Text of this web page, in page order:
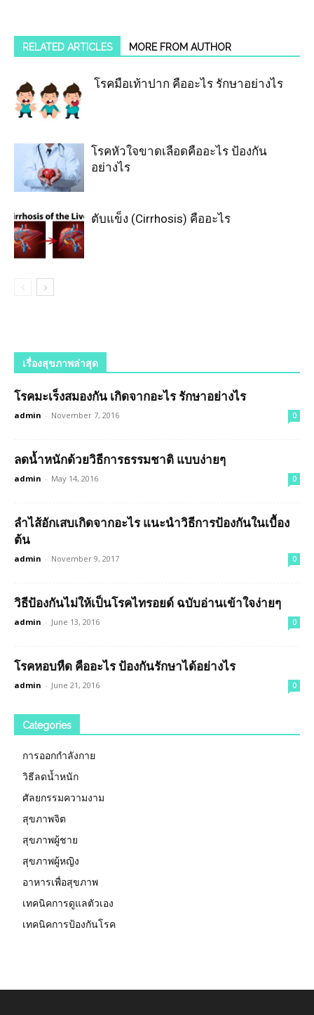
RELATED ARTICLES MORE FROM AUTHOR
โรคมือเท้าปาก คืออะไร รักษาอย่างไร
โรคหัวใจขาดเลือดคืออะไร ป้องกัน
อย่างไร
ตับแข็ง (Cirrhosis) คืออะไร
เรื่องสุขภาพล่าสุด
โรคมะเร็งสมองกัน เกิดจากอะไร รักษาอย่างไร
admin - November 7, 2016 0
ลดน้ำหนักด้วยวิธีการธรรมชาติ แบบง่ายๆ
admin - May 14, 2016 0
ลำไส้อักเสบเกิดจากอะไร แนะนำวิธีการป้องกันในเบื้อง
ต้น
admin - November 9, 2017 0
วิธีป้องกันไม่ให้เป็นโรคไทรอยด์ ฉบับอ่านเข้าใจง่ายๆ
admin - June 13, 2016 0
โรคหอบหืด คืออะไร ป้องกันรักษาได้อย่างไร
admin - June 21, 2016 0
Categories
การออกกำลังกาย
วิธีลดน้ำหนัก
ศัลยกรรมความงาม
สุขภาพจิต
สุขภาพผู้ชาย
สุขภาพผู้หญิง
อาหารเพื่อสุขภาพ
เทคนิคการดูแลตัวเอง
เทคนิคการป้องกันโรค